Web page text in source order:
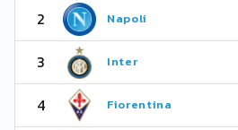
2 Napoli
3 Inter
4 Fiorentina